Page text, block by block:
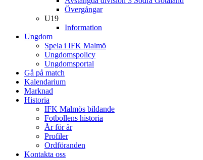
Övergångar
U19
Information
Ungdom
Spela i IFK Malmö
Ungdomspolicy
Ungdomsportal
Gå på match
Kalendarium
Marknad
Historia
IFK Malmös bildande
Fotbollens historia
År för år
Profiler
Ordföranden
Kontakta oss